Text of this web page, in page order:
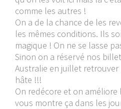
comme les autres !
On a de la chance de les
les mêmes conditions. Ils
magique ! On ne se lasse
Sinon on a réservé nos
Australie en juillet
hâte !!!
On redécore et on améliore
vous montre ça dans les